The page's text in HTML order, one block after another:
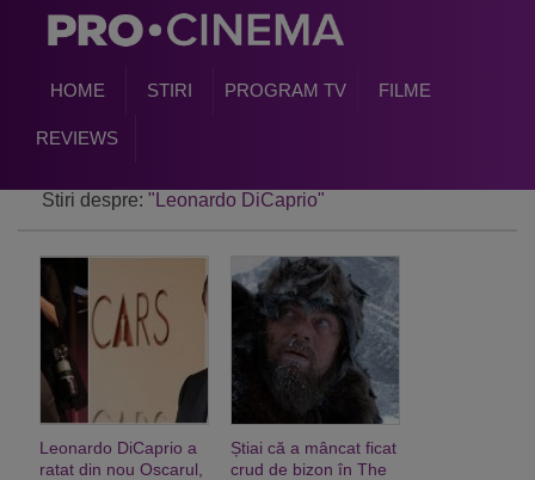
HOME STIRI PROGRAM TV FILME
REVIEWS
Stiri despre: "Leonardo DiCaprio"
Leonardo DiCaprio a
ratat din nou Oscarul,
Știai că a mâncat ficat
crud de bizon în The